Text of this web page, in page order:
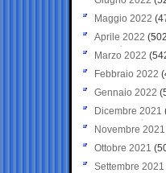
Maggio 2022
Aprile 2022
Marzo 2022
Febbraio 2022
Gennaio 2022
Dicembre 2021
Novembre 2021
Ottobre 2021
Settembre 2021